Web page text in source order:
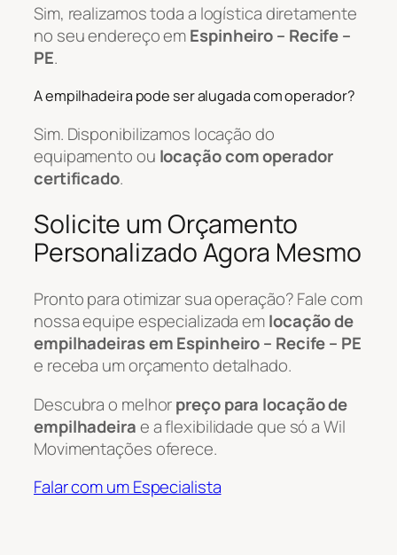
Sim, realizamos toda a logística diretamente
no seu endereço emEspinheiro – Recife –
PE.
A empilhadeira pode ser alugada com operador?
Sim. Disponibilizamos locação do
equipamento ou locação com operador
certificado.
Solicite um Orçamento
Personalizado Agora Mesmo
Pronto para otimizar sua operação? Fale com
nossa equipe especializada emlocação de
empilhadeiras em Espinheiro – Recife – PE
e receba um orçamento detalhado.
Descubra o melhorpreço para locação de
empilhadeirae a flexibilidade que só a Wil
Movimentações oferece.
Falar com um Especialista